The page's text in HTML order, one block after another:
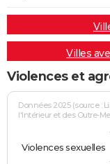
Villes
Violences et
Données 2025 (source :
l'Intérieur et des Outre-
Violences sexuelles